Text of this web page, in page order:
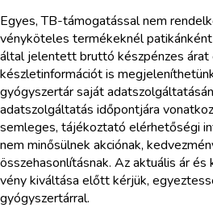
Egyes, TB-támogatással nem
vényköteles termékeknél
által jelentett bruttó készpénzes árat
készletinformációt is
gyógyszertár saját
adatszolgáltatás időpontjára
semleges, tájékoztató elérhetőségi
nem minősülnek akciónak,
összehasonlításnak. Az aktuális ár
vény kiváltása előtt kérjük,
gyógyszertárral.